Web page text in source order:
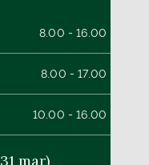
8.00 - 16.00
8.00 - 17.00
10.00 - 16.00
mar)